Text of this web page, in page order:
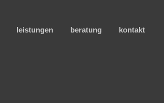
leistungen beratung kontakt